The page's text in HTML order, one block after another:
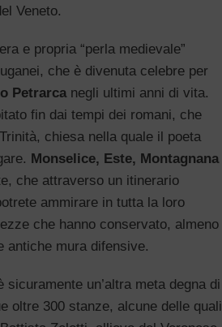
Veneto.
e propria “perla medievale”
che è divenuta celebre per
Petrarcanegli ultimi anni di vita.
fin dai tempi dei romani, che
chiesa nella quale il poeta
Monselice, Este, Montagnana
che attraverso un itinerario
ammirare in tutta la loro
che hanno conservato, almeno
antiche mura difensive.
sicuramente un’altra meta degna di
oltre 300 stanze, alcune delle quali